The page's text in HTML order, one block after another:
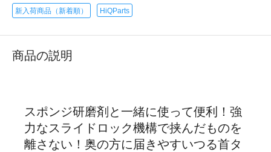
新入荷商品（新着順） HiQParts
商品の説明
スポンジ研磨剤と一緒に使って便利！強
力なスライドロック機構で挟んだものを
離さない！奥の方に届きやすいつる首タ